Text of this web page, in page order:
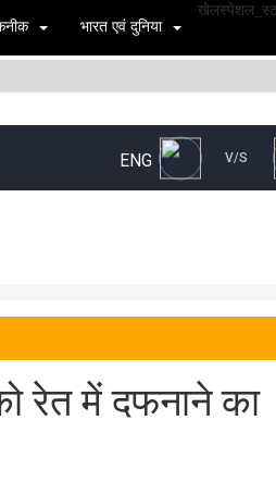
भारत एवं दुनिया
खेल
रेत में दफनाने का